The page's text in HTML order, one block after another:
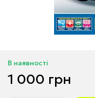
В наявності
1 000 грн